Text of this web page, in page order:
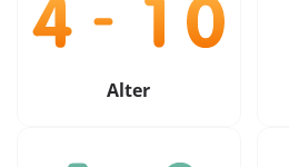
Alter